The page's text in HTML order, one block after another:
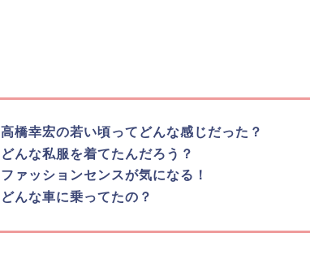
高橋幸宏の若い頃ってどんな感じだった？
どんな私服を着てたんだろう？
ファッションセンスが気になる！
どんな車に乗ってたの？